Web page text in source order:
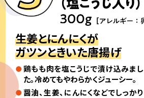
生姜とにんにくが
ガツンときいた唐揚げ
鶏もも肉を塩こうじで漬け込みまし
た。冷めてもやわらかくジューシー。
醤油、生姜、にんにくなどでしっかり